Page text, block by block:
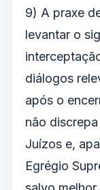
9) A praxe
levantar o
diálogos
após o
não
Juízos e,
Egrégio